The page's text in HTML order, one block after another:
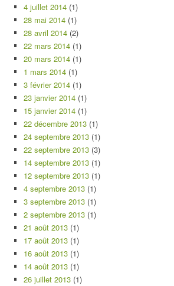
4 juillet 2014 (1)
28 mai 2014 (1)
28 avril 2014 (2)
22 mars 2014 (1)
20 mars 2014 (1)
1 mars 2014 (1)
3 février 2014 (1)
23 janvier 2014 (1)
15 janvier 2014 (1)
22 décembre 2013 (1)
24 septembre 2013 (1)
22 septembre 2013 (3)
14 septembre 2013 (1)
12 septembre 2013 (1)
4 septembre 2013 (1)
3 septembre 2013 (1)
2 septembre 2013 (1)
21 août 2013 (1)
17 août 2013 (1)
16 août 2013 (1)
14 août 2013 (1)
26 juillet 2013 (1)